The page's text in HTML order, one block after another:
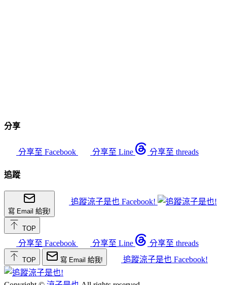
分享
分享至 Facebook 分享至 Line 分享至 threads
追蹤
寫 Email 給我!
追蹤涼子是也 Facebook!
TOP
分享至 Facebook 分享至 Line 分享至 threads
TOP 寫 Email 給我! 追蹤涼子是也 Facebook!